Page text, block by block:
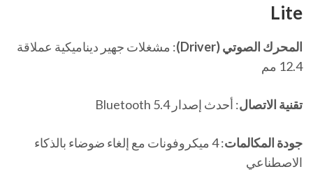
Lite
المحرك الصوتي (Driver)
: مشغلات جهير ديناميكية عملاقة
12.4 مم
تقنية الاتصال: أحدث إصدار Bluetooth 5.4
جودة المكالمات
: 4 ميكروفونات مع إلغاء ضوضاء بالذكاء
الاصطناعي